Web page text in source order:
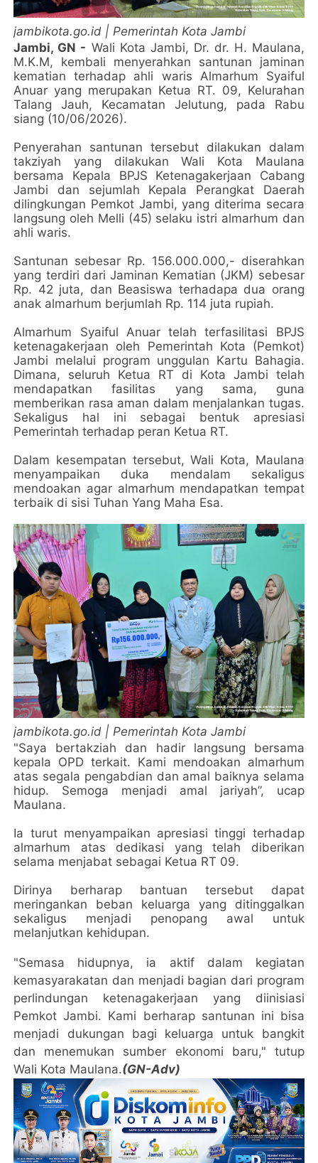
jambikota.go.id | Pemerintah Kota Jambi
Jambi, GN - Wali Kota Jambi, Dr. dr. H. Maulana,
M.K.M, kembali menyerahkan santunan jaminan
kematian terhadap ahli waris Almarhum Syaiful
Anuar yang merupakan Ketua RT. 09, Kelurahan
Talang Jauh, Kecamatan Jelutung, pada Rabu
siang (10/06/2026).
Penyerahan santunan tersebut dilakukan dalam
takziyah yang dilakukan Wali Kota Maulana
bersama Kepala BPJS Ketenagakerjaan Cabang
Jambi dan sejumlah Kepala Perangkat Daerah
dilingkungan Pemkot Jambi, yang diterima secara
langsung oleh Melli (45) selaku istri almarhum dan
ahli waris.
Santunan sebesar Rp. 156.000.000,- diserahkan
yang terdiri dari Jaminan Kematian (JKM) sebesar
Rp. 42 juta, dan Beasiswa terhadapa dua orang
anak almarhum berjumlah Rp. 114 juta rupiah.
Almarhum Syaiful Anuar telah terfasilitasi BPJS
ketenagakerjaan oleh Pemerintah Kota (Pemkot)
Jambi melalui program unggulan Kartu Bahagia.
Dimana, seluruh Ketua RT di Kota Jambi telah
mendapatkan fasilitas yang sama, guna
memberikan rasa aman dalam menjalankan tugas.
Sekaligus hal ini sebagai bentuk apresiasi
Pemerintah terhadap peran Ketua RT.
Dalam kesempatan tersebut, Wali Kota, Maulana
menyampaikan duka mendalam sekaligus
mendoakan agar almarhum mendapatkan tempat
terbaik di sisi Tuhan Yang Maha Esa.
jambikota.go.id | Pemerintah Kota Jambi
"Saya bertakziah dan hadir langsung bersama
kepala OPD terkait. Kami mendoakan almarhum
atas segala pengabdian dan amal baiknya selama
hidup. Semoga menjadi amal jariyah”, ucap
Maulana.
Ia turut menyampaikan apresiasi tinggi terhadap
almarhum atas dedikasi yang telah diberikan
selama menjabat sebagai Ketua RT 09.
Dirinya berharap bantuan tersebut dapat
meringankan beban keluarga yang ditinggalkan
sekaligus menjadi penopang awal untuk
melanjutkan kehidupan.
"Semasa hidupnya, ia aktif dalam kegiatan
kemasyarakatan dan menjadi bagian dari program
perlindungan ketenagakerjaan yang diinisiasi
Pemkot Jambi. Kami berharap santunan ini bisa
menjadi dukungan bagi keluarga untuk bangkit
dan menemukan sumber ekonomi baru," tutup
Wali Kota Maulana.(GN-Adv)